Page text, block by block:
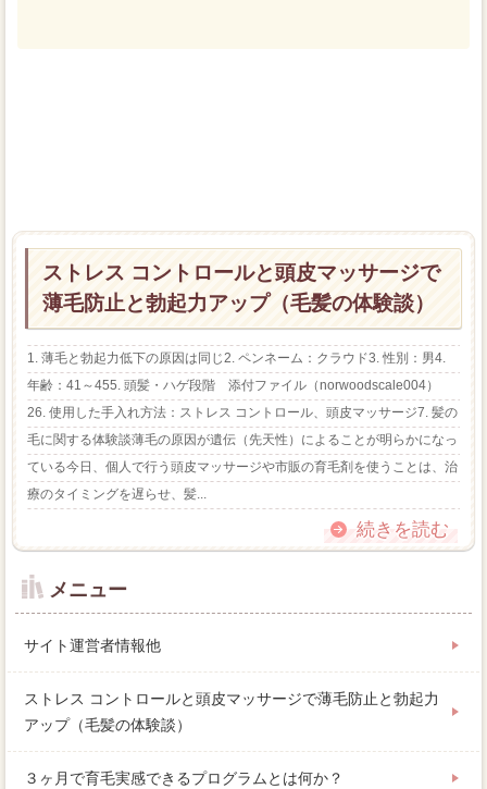
ストレス コントロールと頭皮マッサージで
薄毛防止と勃起力アップ（毛髪の体験談）
1. 薄毛と勃起力低下の原因は同じ2. ペンネーム：クラウド3. 性別：男4.
年齢：41～455. 頭髪・ハゲ段階 添付ファイル（norwoodscale004）
26. 使用した手入れ方法：ストレス コントロール、頭皮マッサージ7. 髪の
毛に関する体験談薄毛の原因が遺伝（先天性）によることが明らかになっ
ている今日、個人で行う頭皮マッサージや市販の育毛剤を使うことは、治
療のタイミングを遅らせ、髪...
続きを読む
メニュー
サイト運営者情報他
ストレス コントロールと頭皮マッサージで薄毛防止と勃起力
アップ（毛髪の体験談）
３ヶ月で育毛実感できるプログラムとは何か？